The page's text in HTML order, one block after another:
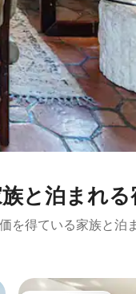
と泊まれ
を得ている家族と泊